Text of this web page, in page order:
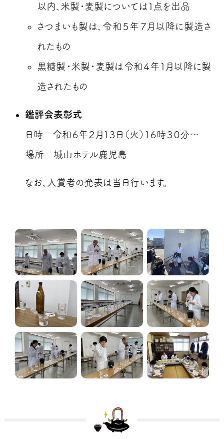
以内、米製・麦製については１点を出品
さつまいも製は、令和５年７月以降に製造さ
れたもの
黒糖製・米製・麦製は令和４年１月以降に製
造されたもの
鑑評会表彰式
日時 令和６年２月１３日（火）１６時３０分～
場所 城山ホテル鹿児島
なお、入賞者の発表は当日行います。